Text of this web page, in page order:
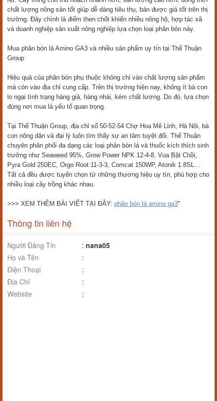
chất lượng nông sản tốt giúp dễ dàng tiêu thụ, bán được giá tốt trên thị
trường. Đây chính là điểm then chốt khiến nhiều nông hộ, hợp tác xã
và doanh nghiệp sản xuất nông nghiệp lựa chọn loại phân bón này.
Mua phân bón lá Amino GA3 và nhiều sản phẩm uy tín tại Thể Thuận
Group
Hiệu quả của phân bón phụ thuộc không chỉ vào chất lượng sản phẩm
mà còn vào địa chỉ cung cấp. Trên thị trường hiện nay, không ít bà con
lo ngại tình trạng hàng giả, hàng nhái, kém chất lượng. Do đó, lựa chọn
đúng nơi mua là yếu tố quan trọng.
Tại Thể Thuận Group, địa chỉ số 50-52-54 Chợ Hoa Mê Linh, Hà Nội, bà
con nông dân và đại lý luôn tìm thấy sự an tâm tuyệt đối. Thể Thuận
chuyên phân phối đa dạng các loại phân bón lá và thuốc kích thích sinh
trưởng như Seaweed 95%, Grow Power NPK 12-4-8, Vua Bật Chồi,
Pyra Gold 250EC, Orgo Root 11-3-3, Comcat 150WP, Atonik 1.8SL…
Tất cả đều được tuyển chọn từ những thương hiệu uy tín, phù hợp cho
nhiều loại cây trồng khác nhau.
>>> XEM THÊM BÀI VIẾT TẠI ĐÂY: phân bón lá amino ga3"
Thông tin liên hệ
Người Đăng Tin : nana05
Họ và Tên
:
Điện Thoại
:
Địa Chỉ
:
Website
: